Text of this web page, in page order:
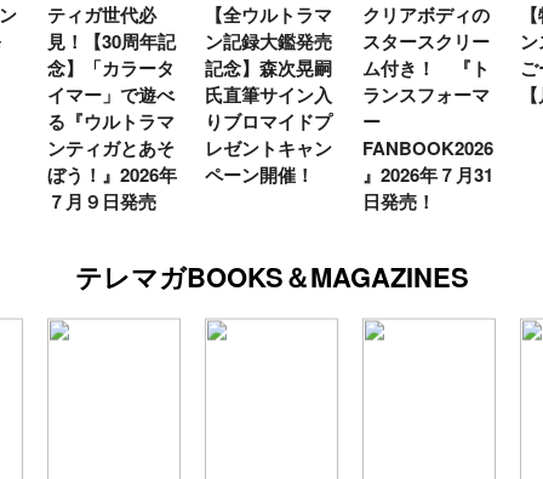
【全ウルトラマ
ン記録大鑑発売
記念】森次晃嗣
氏直筆サイン入
りブロマイドプ
レゼントキャン
ペーン開催！
クリアボディの
スタースクリー
ム付き！ 『ト
ランスフォーマ
ー
FANBOOK2026
』2026年７月31
【特別編】トラ
ンスフォーマー
ごー！ごー！
【月イチ更新】
♡
テレマガBOOKS＆MAGAZINES